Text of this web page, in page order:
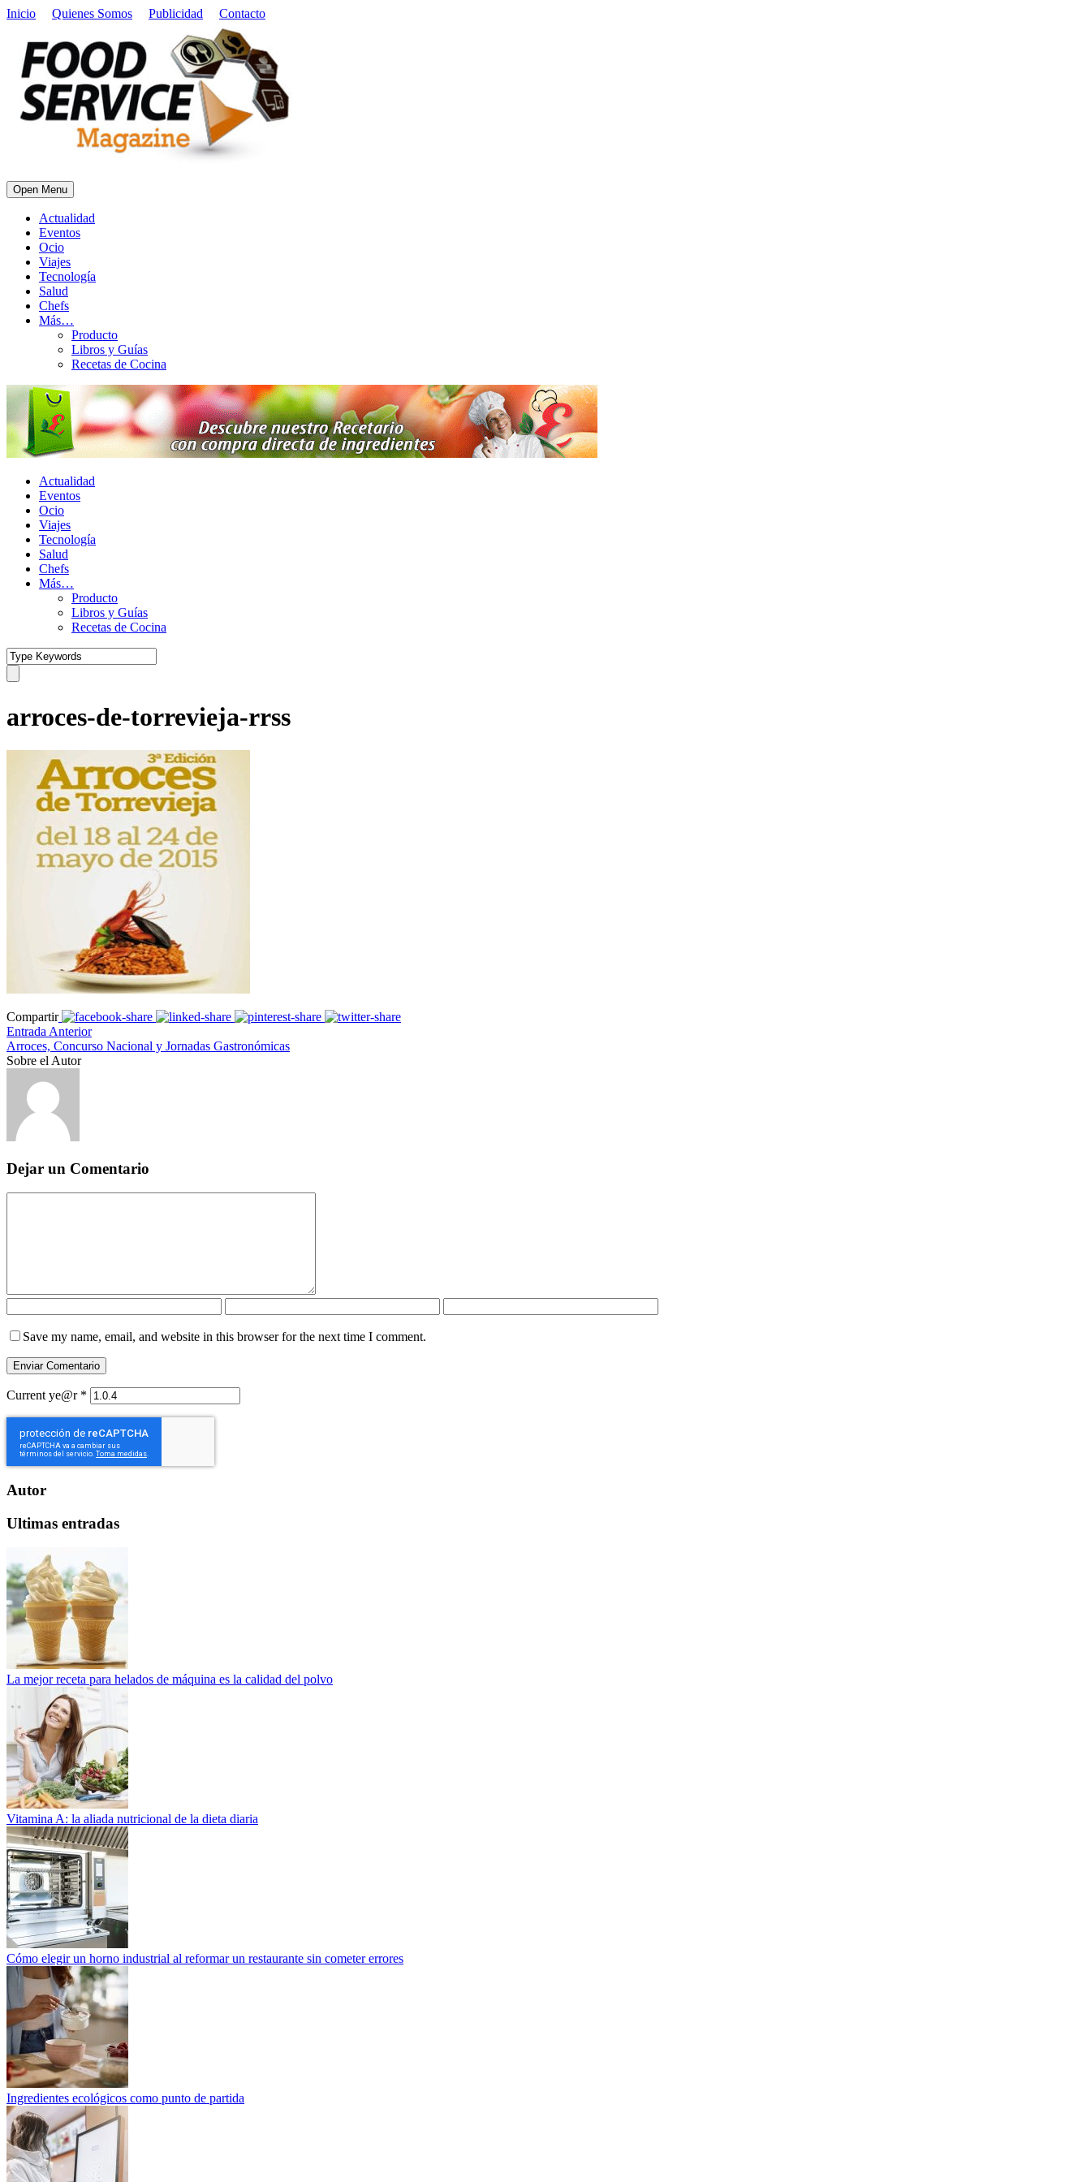
Inicio Quienes Somos Publicidad Contacto
Open Menu
Actualidad
Eventos
Ocio
Viajes
Tecnología
Salud
Chefs
Más…
Producto
Libros y Guías
Recetas de Cocina
Actualidad
Eventos
Ocio
Viajes
Tecnología
Salud
Chefs
Más…
Producto
Libros y Guías
Recetas de Cocina
arroces-de-torrevieja-rrss
Compartir
Entrada Anterior
Arroces, Concurso Nacional y Jornadas Gastronómicas
Sobre el Autor
Dejar un Comentario
Save my name, email, and website in this browser for the next time I comment.
Current ye@r *
Autor
Ultimas entradas
La mejor receta para helados de máquina es la calidad del polvo
Vitamina A: la aliada nutricional de la dieta diaria
Cómo elegir un horno industrial al reformar un restaurante sin cometer errores
Ingredientes ecológicos como punto de partida